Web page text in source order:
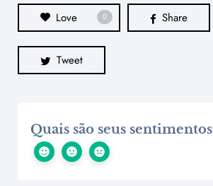
Love 0 Share
Tweet
Quais são seus sentimentos